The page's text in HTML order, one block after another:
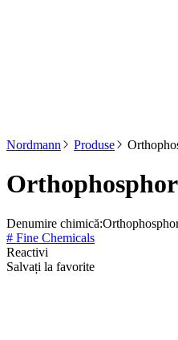
Nordmann Produse
Denumire chimică:
# Fine Chemicals
Reactivi
Salvați la favorite